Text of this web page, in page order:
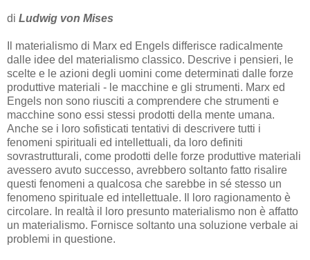
di Ludwig von Mises
Il materialismo di Marx ed Engels differisce radicalmente
dalle idee del materialismo classico. Descrive i pensieri, le
scelte e le azioni degli uomini come determinati dalle forze
produttive materiali - le macchine e gli strumenti. Marx ed
Engels non sono riusciti a comprendere che strumenti e
macchine sono essi stessi prodotti della mente umana.
Anche se i loro sofisticati tentativi di descrivere tutti i
fenomeni spirituali ed intellettuali, da loro definiti
sovrastrutturali, come prodotti delle forze produttive materiali
avessero avuto successo, avrebbero soltanto fatto risalire
questi fenomeni a qualcosa che sarebbe in sé stesso un
fenomeno spirituale ed intellettuale. Il loro ragionamento è
circolare. In realtà il loro presunto materialismo non è affatto
un materialismo. Fornisce soltanto una soluzione verbale ai
problemi in questione.